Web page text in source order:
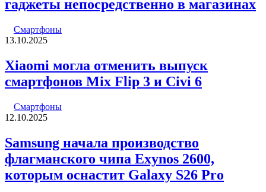
гаджеты непосредственно в магазинах
Смартфоны
13.10.2025
Xiaomi могла отменить выпуск
смартфонов Mix Flip 3 и Civi 6
Смартфоны
12.10.2025
Samsung начала производство
флагманского чипа Exynos 2600,
которым оснастит Galaxy S26 Pro